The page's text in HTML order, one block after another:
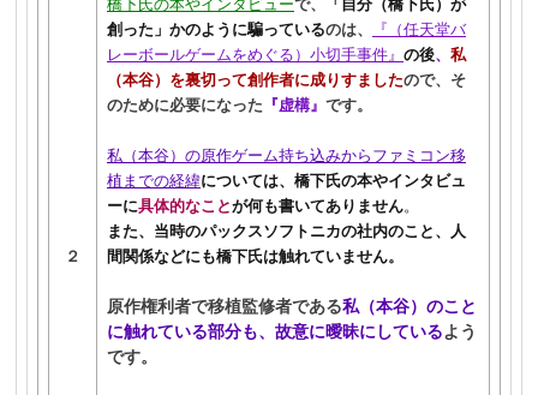
２
橋下氏の本やインタビューで、
「自分（橋下氏）が
創った」かのように騙っているのは、
『（任天堂バ
レーボールゲームをめぐる）小切手事件』 の後、 私
（本谷）を裏切って創作者に成りすましたので、そ
のために必要になった 『虚構』 です。
私（本谷）の原作ゲーム持ち込みからファミコン移
植までの経緯については、橋下氏の本やインタビュ
ーに具体的なことが何も書いてありません。
また、当時のパックスソフトニカの社内のこと、人
間関係などにも橋下氏は触れていません。
原作権利者で移植監修者である私（本谷）のこと
に触れている部分も、故意に曖昧にしているよう
です。